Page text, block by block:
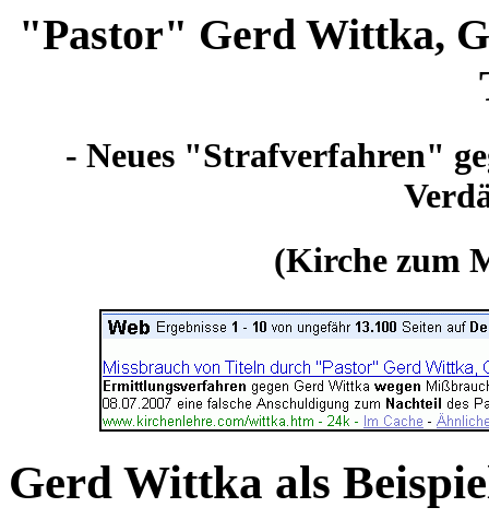
"Pastor" Gerd Wittka,
- Neues "Strafverfahren"
(Kirche zum
Gerd Wittka als